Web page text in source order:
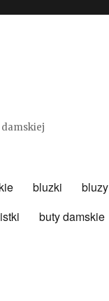
damskiej
bluzki bluzy
buty damskie